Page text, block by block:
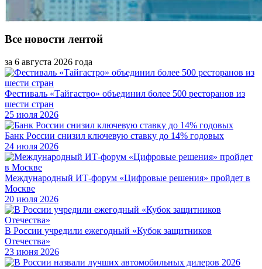
Все новости лентой
за 6 августа 2026 года
Фестиваль «Тайгастро» объединил более 500 ресторанов из
шести стран
25 июля 2026
Банк России снизил ключевую ставку до 14% годовых
24 июля 2026
Международный ИТ-форум «Цифровые решения» пройдет в
Москве
20 июля 2026
В России учредили ежегодный «Кубок защитников
Отечества»
23 июня 2026